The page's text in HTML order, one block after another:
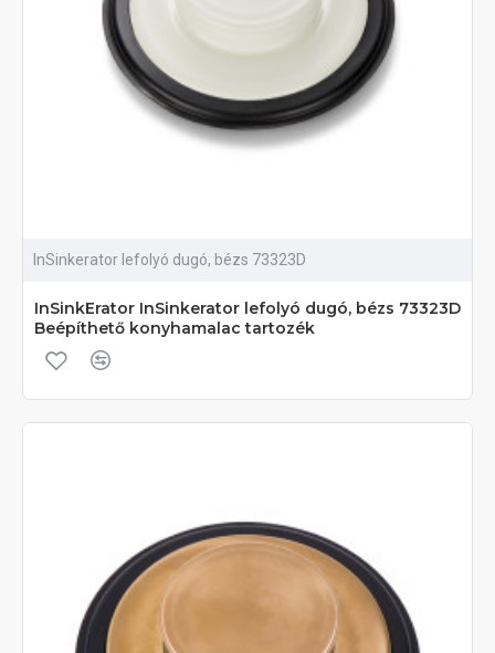
InSinkerator lefolyó dugó, bézs 73323D
InSinkErator InSinkerator lefolyó dugó, bézs 73323D
Beépíthető konyhamalac tartozék